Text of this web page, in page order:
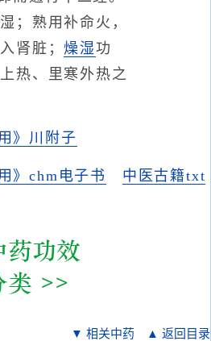
；熟用补命火，
肾脏；燥湿功
热、里寒外热之
》川附子
》chm电子书
中医古籍txt
▼ 相关中药 ▲ 返回目录